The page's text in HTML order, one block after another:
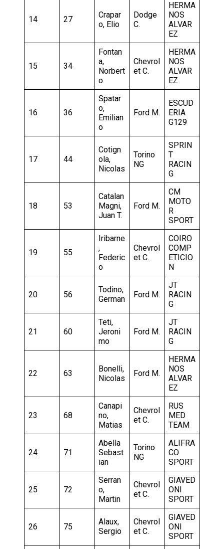
14 27
Crapar
o, Elio
Dodge
C.
HERMA
NOS
ALVAR
EZ
15 34
Fontan
a,
Norbert
o
Chevrol
et C.
HERMA
NOS
ALVAR
EZ
16 36
Spatar
o,
Emilian
o
Ford M.
ESCUD
ERIA
G129
17 44
Cotign
ola,
Nicolas
Torino
NG
SPRIN
T
RACIN
G
18 53
Catalan
Magni,
Juan T.
Ford M.
CM
MOTO
R
SPORT
19 55
Iribarne
,
Federic
o
Chevrol
et C.
COIRO
COMP
ETICIO
N
20 56
Todino,
German
Ford M.
JT
RACIN
G
21 60
Teti,
Jeroni
mo
Ford M.
JT
RACIN
G
22 63
Bonelli,
Nicolas
Ford M.
HERMA
NOS
ALVAR
EZ
23 68
Canapi
no,
Matias
Chevrol
et C.
RUS
MED
TEAM
24 71
Abella
Sebast
ian
Torino
NG
ALIFRA
CO
SPORT
25 72
Serran
o,
Martin
Chevrol
et C.
GIAVED
ONI
SPORT
26 75
Alaux,
Sergio
Chevrol
et C.
GIAVED
ONI
SPORT